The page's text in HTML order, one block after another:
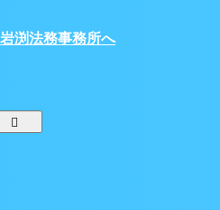
渕法務事務所へ